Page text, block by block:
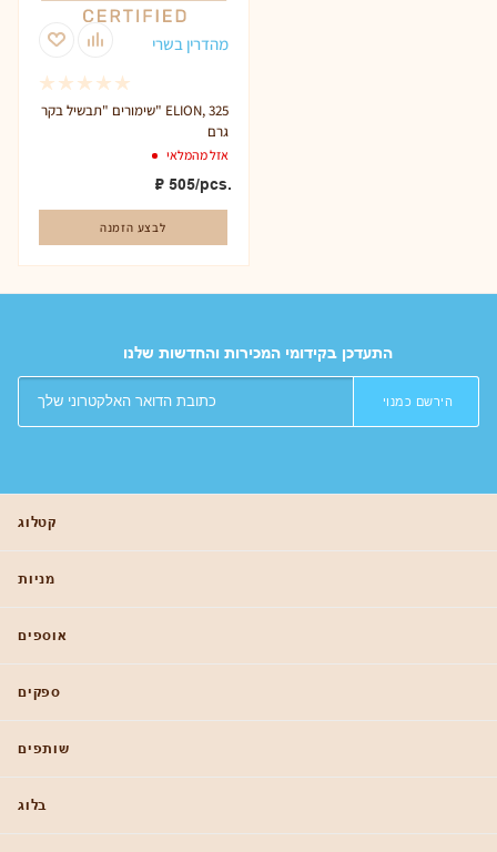
מהדרין בשרי
שימורים "תבשיל בקר" ELION, 325
גרם
אזל מהמלאי
₽ 505/pcs.
לבצע הזמנה
התעדכן בקידומי המכירות והחדשות שלנו
הירשם כמנוי
קטלוג
מניות
אוספים
ספקים
שותפים
בלוג